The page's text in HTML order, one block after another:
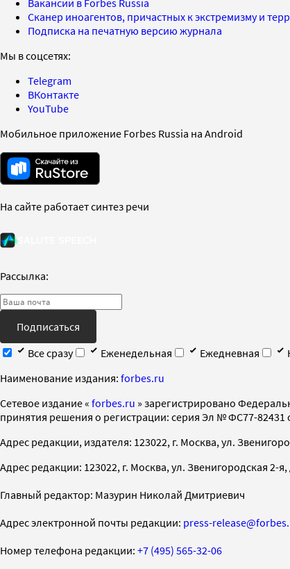
Сканер иноагентов, причастных к экстремизму и
Подписка на печатную версию журнала
Мы в соцсетях:
Telegram
ВКонтакте
YouTube
Мобильное приложение Forbes Russia на Android
На сайте работает синтез речи
Рассылка:
Подписаться
Все сразу
Еженедельная Ежедневная
Наименование издания: forbes.ru
Cетевое издание « forbes.ru » зарегистрировано
принятия решения о регистрации: серия Эл № ФС77-82431
Адрес редакции, издателя: 123022, г. Москва, ул.
Адрес редакции: 123022, г. Москва, ул. Звенигородская 2-я,
Главный редактор: Мазурин Николай Дмитриевич
Адрес электронной почты редакции: press-
Номер телефона редакции: +7 (495) 565-32-06